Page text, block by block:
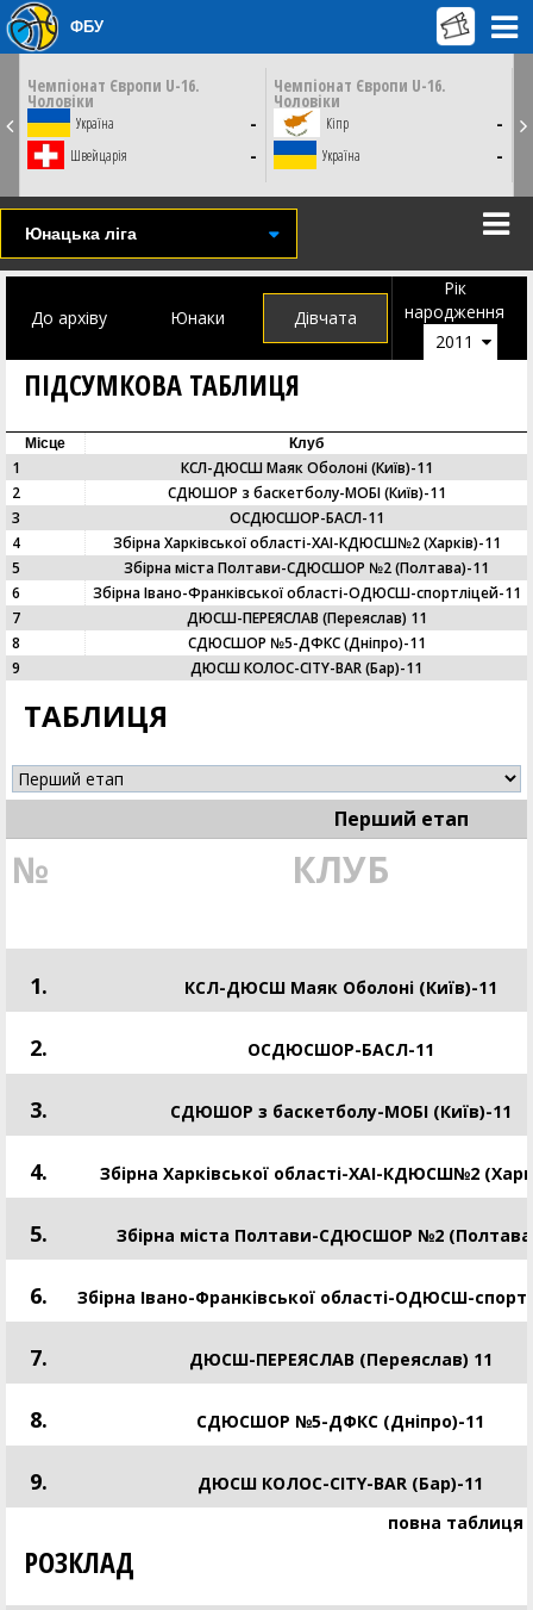
07 серпня
Тулча, Румунія
НОВИНА
Чемпіонат Європи U-16.
Чоловіки
Україна -
Швейцарія -
07 серпня
Скоп'є, Пів. Македонія
Чемпіонат Європи U-16.
Чоловіки
Кіпр -
Україна -
ФБУ
Юнацька ліга
До архіву Юнаки Дівчата
Рік
народження
2011
ПІДСУМКОВА ТАБЛИЦЯ
Місце Клуб
1
КСЛ-ДЮСШ Маяк Оболоні (Київ)-11
2
СДЮШОР з баскетболу-МОБІ (Київ)-11
3
ОСДЮСШОР-БАСЛ-11
4
Збірна Харківської області-ХАІ-КДЮСШ№2 (Харків)-11
5
Збірна міста Полтави-СДЮСШОР №2 (Полтава)-11
6
Збірна Івано-Франківської області-ОДЮСШ-спортліцей-11
7
ДЮСШ-ПЕРЕЯСЛАВ (Переяслав) 11
8
СДЮСШОР №5-ДФКС (Дніпро)-11
9
ДЮСШ КОЛОС-CITY-BAR (Бар)-11
ТАБЛИЦЯ
Перший етап
№ КЛУБ
1. КСЛ-ДЮСШ Маяк Оболоні (Київ)-11
2. ОСДЮСШОР-БАСЛ-11
3. СДЮШОР з баскетболу-МОБІ (Київ)-11
4. Збірна Харківської області-ХАІ-КДЮСШ№2
5. Збірна міста Полтави-СДЮСШОР №2
6. Збірна Івано-Франківської області-ОДЮСШ-
7. ДЮСШ-ПЕРЕЯСЛАВ (Переяслав) 11
8. СДЮСШОР №5-ДФКС (Дніпро)-11
9.
ДЮСШ КОЛОС-CITY-BAR (Бар)-11
повна таблиця
РОЗКЛАД